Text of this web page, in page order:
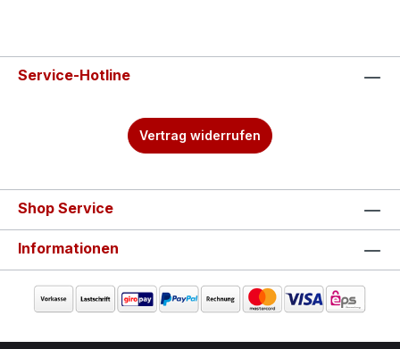
Service-Hotline
Vertrag widerrufen
Shop Service
Informationen